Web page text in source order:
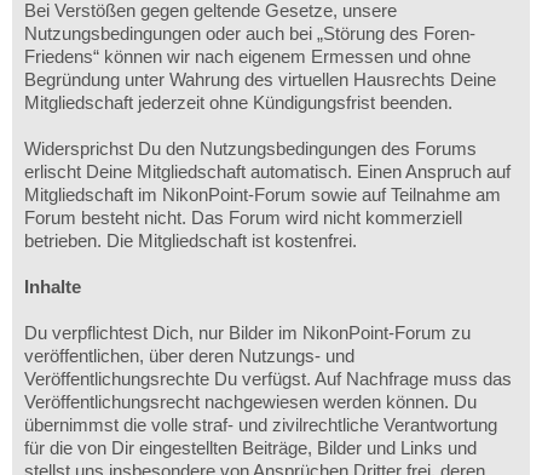
Bei Verstößen gegen geltende Gesetze, unsere
Nutzungsbedingungen oder auch bei „Störung des Foren-
Friedens“ können wir nach eigenem Ermessen und ohne
Begründung unter Wahrung des virtuellen Hausrechts Deine
Mitgliedschaft jederzeit ohne Kündigungsfrist beenden.
Widersprichst Du den Nutzungsbedingungen des Forums
erlischt Deine Mitgliedschaft automatisch. Einen Anspruch auf
Mitgliedschaft im NikonPoint-Forum sowie auf Teilnahme am
Forum besteht nicht. Das Forum wird nicht kommerziell
betrieben. Die Mitgliedschaft ist kostenfrei.
Inhalte
Du verpflichtest Dich, nur Bilder im NikonPoint-Forum zu
veröffentlichen, über deren Nutzungs- und
Veröffentlichungsrechte Du verfügst. Auf Nachfrage muss das
Veröffentlichungsrecht nachgewiesen werden können. Du
übernimmst die volle straf- und zivilrechtliche Verantwortung
für die von Dir eingestellten Beiträge, Bilder und Links und
stellst uns insbesondere von Ansprüchen Dritter frei, deren